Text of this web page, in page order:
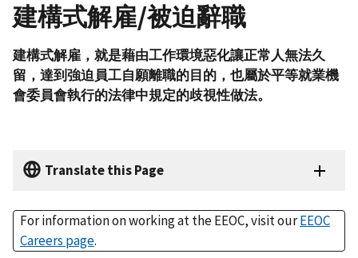
建構式解雇/被迫辭職
建構式解雇，就是藉由工作環境惡化讓正常人無法久
留，達到強迫員工自願離職的目的，也屬於平等就業機
會委員會執行的法律中規定的歧視性做法。
Translate this Page
For information on working at the EEOC, visit ourEEOC
Careers page.